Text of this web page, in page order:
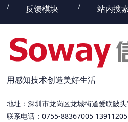
反馈模块
站内搜
用感知技术创造美好生活
地址：深圳市龙岗区龙城街道爱联陂
联系电话：0755-88367005